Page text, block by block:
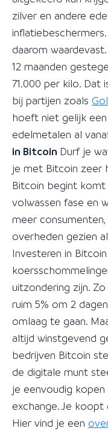
zilver en andere
daarom
12 maanden
71.000 per kilo. Dat
bij partijen zoals
hoeft niet gelijk
edelmetalen al
in Bitcoin Durf je
je met Bitcoin zeer
Bitcoin begint
volwassen fase en
meer
overheden gezien
Investeren in
uitzondering zijn.
ruim 5% om 2
omlaag te gaan.
altijd winstgevend
bedrijven Bitcoin
de digitale munt
je eenvoudig
exchange. Je koopt
Hier vind je een